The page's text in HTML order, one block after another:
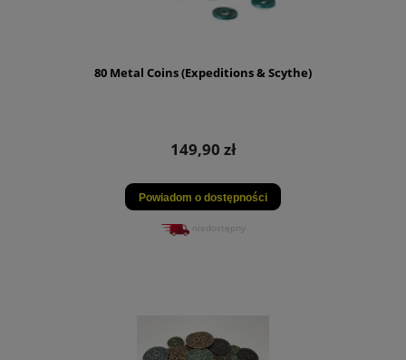
80 Metal Coins (Expeditions & Scythe)
149,90 zł
Powiadom o dostępności
niedostępny